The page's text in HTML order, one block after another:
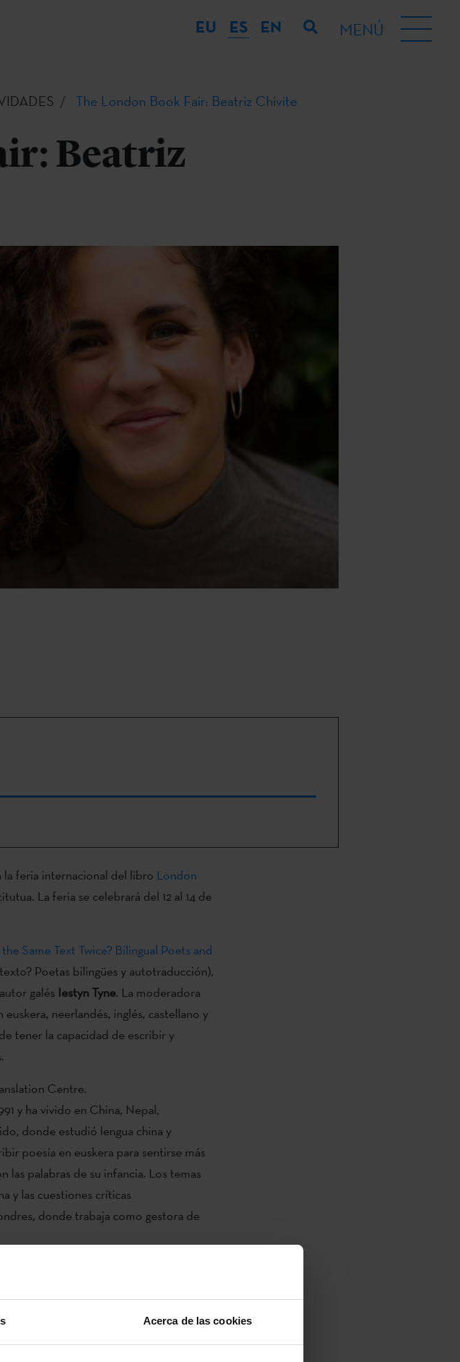
Acerca de las cookies
EU ES EN MENÚ
The London Book Fair: Beatriz Chivite
Beatriz
la feria internacional del libro London
La feria se celebrará del 12 al 14 de
Same Text Twice? Bilingual Poets and
Poetas bilingües y autotraducción),
galés Iestyn Tyne. La moderadora
neerlandés, inglés, castellano y
tener la capacidad de escribir y
Centre.
y ha vivido en China, Nepal,
donde estudió lengua china y
poesía en euskera para sentirse más
las palabras de su infancia. Los temas
y las cuestiones críticas
donde trabaja como gestora de